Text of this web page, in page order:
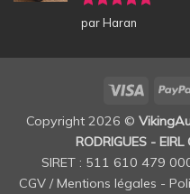
Note5sur
5
par Haran
Visa
Copyright 2026 ©
RODRIGUES -
SIRET : 511 610 479
CGV / Mentions légales -